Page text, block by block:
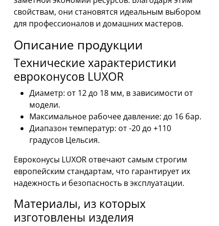
свойствам, они становятся идеальным выбором
для профессионалов и домашних мастеров.
Описание продукции
Технические характеристики
евроконусов LUXOR
Диаметр: от 12 до 18 мм, в зависимости от
модели.
Максимальное рабочее давление: до 16 бар.
Диапазон температур: от -20 до +110
градусов Цельсия.
Евроконусы LUXOR отвечают самым строгим
европейским стандартам, что гарантирует их
надежность и безопасность в эксплуатации.
Материалы, из которых
изготовлены изделия